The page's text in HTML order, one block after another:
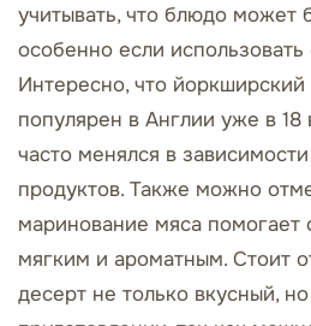
учитывать, что блюдо может
особенно если
Интересно, что
популярен в Англии уже в 18
часто менялся в
продуктов. Также можно
маринование мяса помогает
мягким и ароматным. Стоит
десерт не только вкусный,